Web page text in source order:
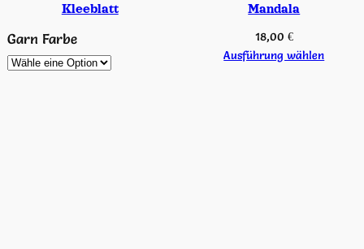
Kleeblatt
Garn Farbe
Mandala
18,00 €
Ausführung wählen